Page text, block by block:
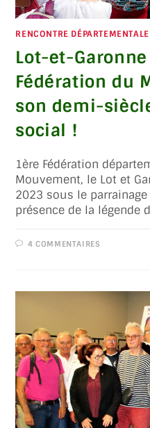
RENCONTRE DÉPARTEMENTALE
Lot-et-
Fédération du
son demi-
social !
1ère Fédération
Mouvement, le Lot et
2023 sous le parrainage
présence de la légende
4 COMMENTAIRES